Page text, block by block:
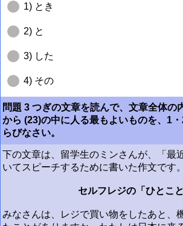
1) とき
2) と
3) した
4) その
問題 3 つぎの文章を読んで、文章全体の
から (23)の中に人る最もよいものを、1
らびなさい。
下の文章は、留学生のミンさんが、「最
いてスピーチするために書いた作文です。
セルフレジの「ひとこと
みなさんは、レジで買い物をしたあと、